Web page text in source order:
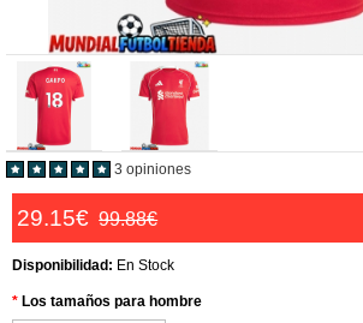
3 opiniones
29.15€ 99.88€
Disponibilidad: En Stock
Los tamaños para hombre